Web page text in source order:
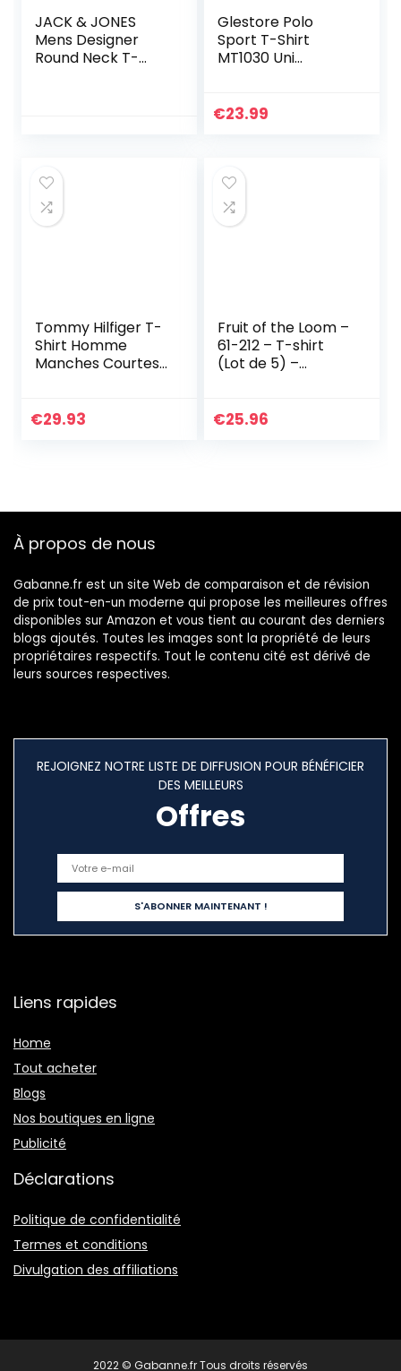
JACK & JONES
Mens Designer
Round Neck T-
Size:XL
Glestore Polo
Sport T-Shirt
MT1030 Uni
€23.99
Tommy Hilfiger T-
Shirt Homme
Manches Courtes
XL
€29.93
Fruit of the Loom –
61-212 – T-shirt
(Lot de 5) –
€25.96
À propos de nous
Gabanne.fr est un site Web de comparaison et de révision
de prix tout-en-un moderne qui propose les meilleures offres
disponibles sur Amazon et vous tient au courant des derniers
blogs ajoutés. Toutes les images sont la propriété de leurs
propriétaires respectifs. Tout le contenu cité est dérivé de
leurs sources respectives.
REJOIGNEZ NOTRE LISTE DE DIFFUSION POUR BÉNÉFICIER
DES MEILLEURS
Offres
Liens rapides
Home
Tout acheter
Blogs
Nos boutiques en ligne
Publicité
Déclarations
Politique de confidentialité
Termes et conditions
Divulgation des affiliations
2022 © Gabanne.fr Tous droits réservés